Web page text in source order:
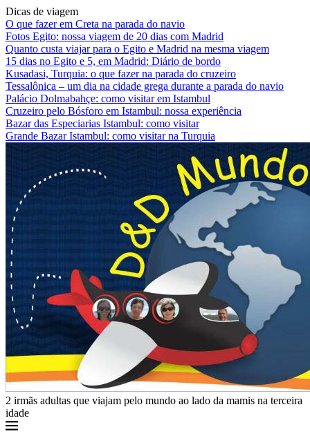
Dicas de viagem
O que fazer em Creta na parada do navio
Fotos Egito: nossa viagem de 20 dias com Madrid
Quanto custa viajar para o Egito e Madrid na mesma viagem
15 dias no Egito e 5, em Madrid: Diário de bordo
Kusadasi, Turquia: o que fazer na parada do cruzeiro
Tessalônica – um dia na cidade grega durante a parada do navio
Palácio Dolmabahçe: como visitar em Istambul
Cruzeiro pelo Bósforo em Istambul: nossa experiência
Bazar das Especiarias Istambul: como visitar
Grande Bazar Istambul: como visitar na Turquia
2 irmãs adultas que viajam pelo mundo ao lado da mamis na terceira
idade